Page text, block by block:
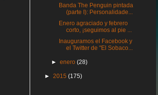
Banda The Penguin pintada
(parte I): Personalidade...
Enero agraciado y febrero
corto, ¡seguimos al pie ...
Inauguramos el Facebook y
el Twitter de "El Sobaco...
►enero(28)
► 2015 (175)